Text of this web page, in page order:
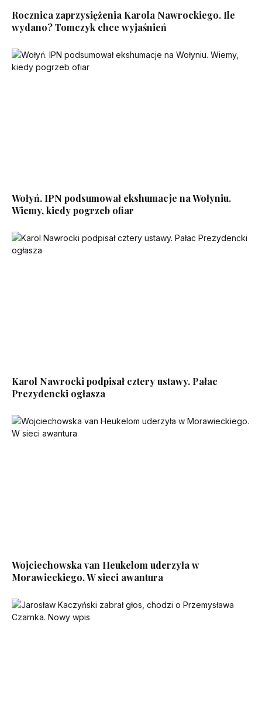
Rocznica zaprzysiężenia Karola Nawrockiego. Ile
wydano? Tomczyk chce wyjaśnień
Wołyń. IPN podsumował ekshumacje na Wołyniu.
Wiemy, kiedy pogrzeb ofiar
Karol Nawrocki podpisał cztery ustawy. Pałac
Prezydencki ogłasza
Wojciechowska van Heukelom uderzyła w
Morawieckiego. W sieci awantura